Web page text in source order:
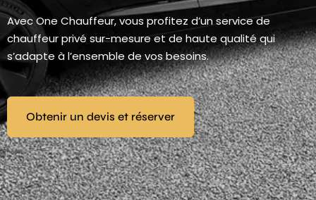
Avec One Chauffeur, vous profitez d’un service de
chauffeur privé sur-mesure et de haute qualité qui
s’adapte à l’ensemble de vos besoins.
Obtenir un devis et réserver